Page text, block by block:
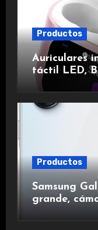
Productos
Auriculares
táctil LED,
de ruido,
Productos
Samsung
grande,
duradera y